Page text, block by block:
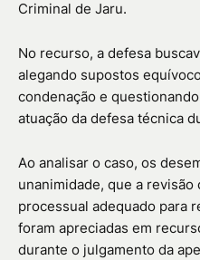
Criminal de Jaru.
No recurso, a defesa
alegando supostos
condenação e
atuação da defesa técnica
Ao analisar o caso, os
unanimidade, que a
processual adequado para
foram apreciadas em
durante o julgamento da